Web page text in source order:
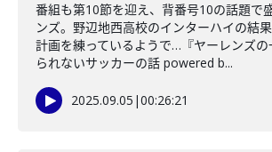
番組も第10節を迎え、背番号10の話題で
ンズ。野辺地西高校のインターハイの結
計画を練っているようで…『ヤーレンズの
られないサッカーの話 powered b...
2025.09.05 |00:26:21